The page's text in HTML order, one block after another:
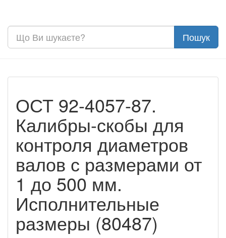
ОСТ 92-4057-87.
Калибры-скобы для
контроля диаметров
валов с размерами от
1 до 500 мм.
Исполнительные
размеры (80487)